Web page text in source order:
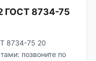
ГОСТ 8734-75
8734-75 20
позвоните по